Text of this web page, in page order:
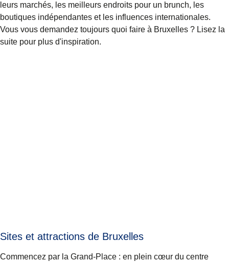
leurs marchés, les meilleurs endroits pour un brunch, les
boutiques indépendantes et les influences internationales.
Vous vous demandez toujours quoi faire à Bruxelles ? Lisez la
suite pour plus d'inspiration.
Sites et attractions de Bruxelles
Commencez par la Grand-Place : en plein cœur du centre